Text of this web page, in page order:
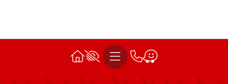
Accessibility
Menu